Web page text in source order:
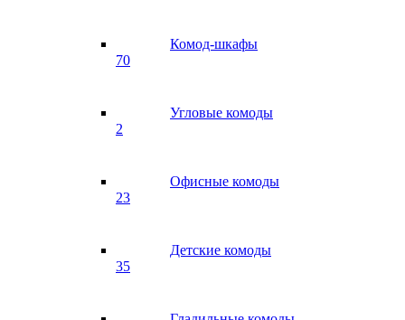
Комод-шкафы
70
Угловые комоды
2
Офисные комоды
23
Детские комоды
35